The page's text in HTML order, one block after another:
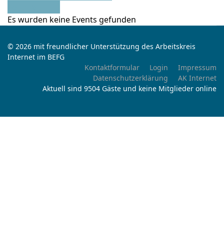
Es wurden keine Events gefunden
© 2026 mit freundlicher Unterstützung des Arbeitskreis
Internet im BEFG
Kontaktformular
Login
Impressum
Datenschutzerklärung
AK Internet
Aktuell sind 9504 Gäste und keine Mitglieder online